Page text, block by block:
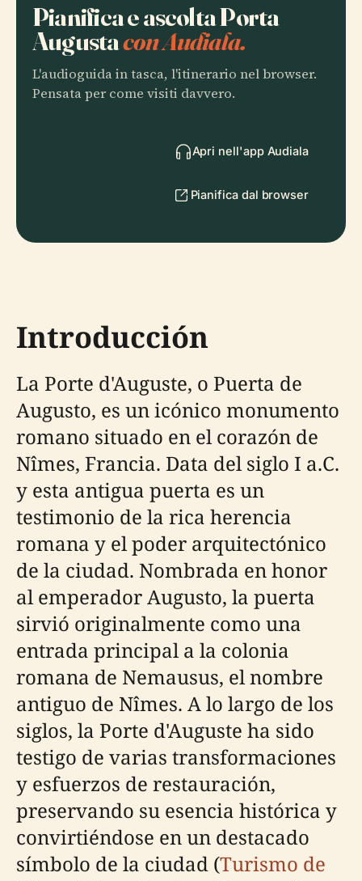
Pianifica e ascolta Porta
Augustacon Audiala.
L'audioguida in tasca, l'itinerario nel browser.
Pensata per come visiti davvero.
Apri nell'app Audiala
Pianifica dal browser
Introducción
La Porte d'Auguste, o Puerta de
Augusto, es un icónico monumento
romano situado en el corazón de
Nîmes, Francia. Data del siglo I a.C.
y esta antigua puerta es un
testimonio de la rica herencia
romana y el poder arquitectónico
de la ciudad. Nombrada en honor
al emperador Augusto, la puerta
sirvió originalmente como una
entrada principal a la colonia
romana de Nemausus, el nombre
antiguo de Nîmes. A lo largo de los
siglos, la Porte d'Auguste ha sido
testigo de varias transformaciones
y esfuerzos de restauración,
preservando su esencia histórica y
convirtiéndose en un destacado
símbolo de la ciudad (Turismo de